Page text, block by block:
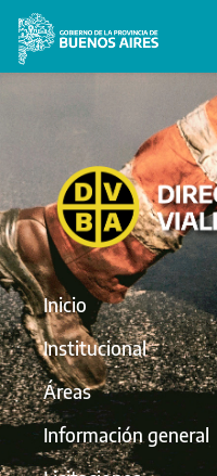
Inicio
Institucional
Áreas
Información general